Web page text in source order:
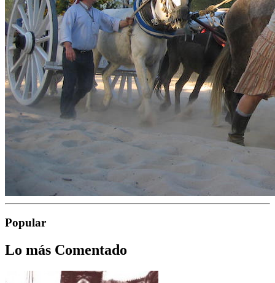
Popular
Lo más Comentado